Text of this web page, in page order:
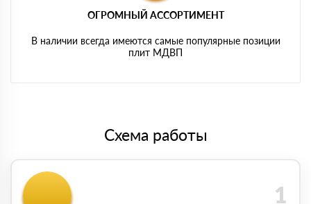
ОГРОМНЫЙ АССОРТИМЕНТ
В наличии всегда имеются самые популярные позиции
плит МДВП
Схема работы